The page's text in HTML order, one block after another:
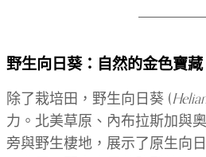
野生向日葵：自然的金色寶藏
除了栽培田，野生向日葵 (
力。北美草原、內布拉斯加與
旁與野生棲地，展示了原生向